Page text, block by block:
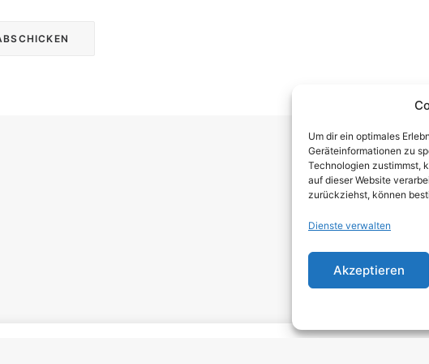
Um dir ein optimales
Geräteinformationen zu
Technologien zustimmst,
auf dieser Website
zurückziehst, können
Dienste verwalten
Akzeptieren
Rechtliches
Impressum
Datenschutzerklärung
Richtlinie